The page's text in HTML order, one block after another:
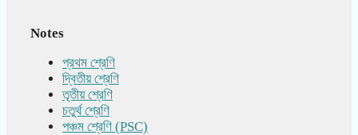
Notes
প্রথম শ্রেণি
দ্বিতীয় শ্রেণি
তৃতীয় শ্রেণি
চতুর্থ শ্রেণি
পঞ্চম শ্রেণি (PSC)